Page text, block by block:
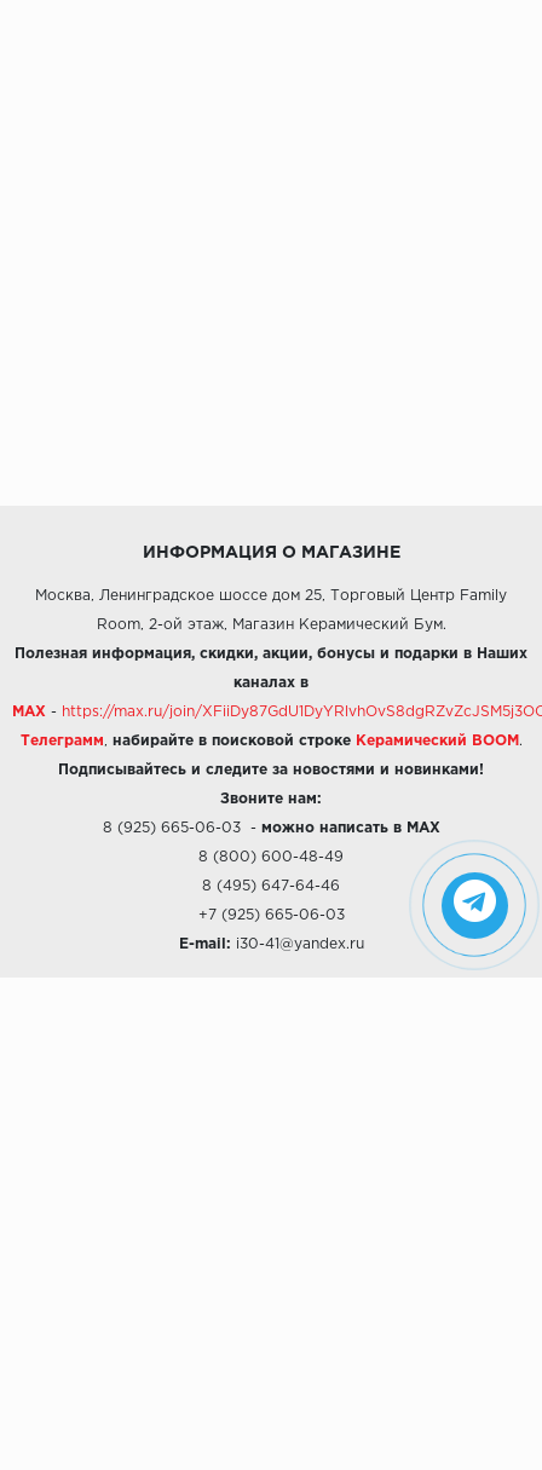
ИНФОРМАЦИЯ О МАГАЗИНЕ
Москва, Ленинградское шоссе дом 25, Торговый Центр Family
Room, 2-ой этаж, Магазин Керамический Бум.
Полезная информация, скидки, акции, бонусы и подарки в Наших
каналах в
MAX - https://max.ru/join/
Телеграмм набирайте в поисковой строке Керамический BOOM .
Подписывайтесь и следите за новостями и новинками!
Звоните нам:
8 (925) 665-06-03- можно написать в MAX
8 (800) 600-48-49
8 (495) 647-64-46
+7 (925) 665-06-03
E-mail: i30-41@yandex.ru